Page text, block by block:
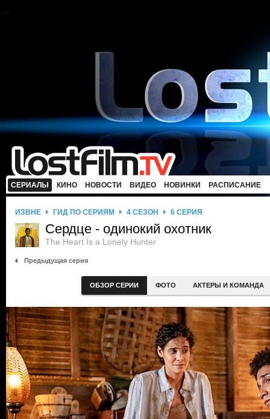
СЕРИАЛЫ КИНО НОВОСТИ ВИДЕО НОВИНКИ РАСПИСАНИЕ
ИЗВНЕ ГИД ПО СЕРИЯМ 4 СЕЗОН 6 СЕРИЯ
Сердце - одинокий охотник
The Heart Is a Lonely Hunter
Предыдущая серия
ОБЗОР СЕРИИ ФОТО АКТЕРЫ И КОМАНДА